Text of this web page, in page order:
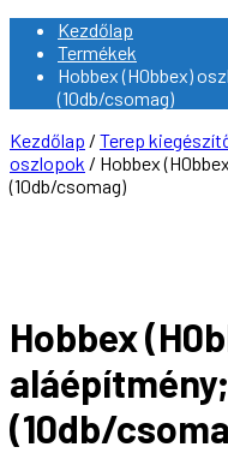
Kezdőlap
Termékek
Hobbex (H0bbex)
(10db/csomag)
Kezdőlap / Terep
oszlopok / Hobbex
(10db/csomag)
Hobbex
(10db/